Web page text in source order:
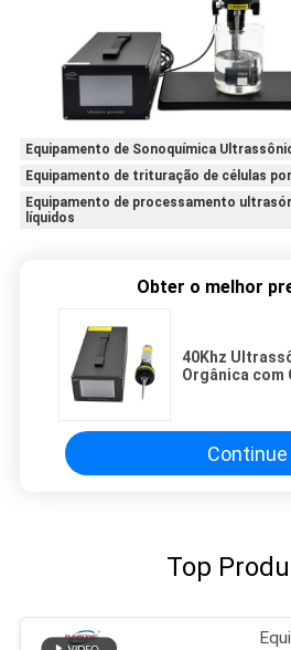
Equipamento de Sonoquímica
Equipamento de trituração de células
Equipamento de processamento
líquidos
Obter o melhor
40Khz
Orgânica
Continue
Top